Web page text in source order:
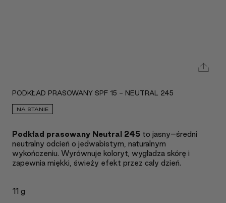
PODKŁAD PRASOWANY SPF 15 - NEUTRAL 245
NA STANIE
Podkład prasowany Neutral 245 to jasny–średni
neutralny odcień o jedwabistym, naturalnym
wykończeniu. Wyrównuje koloryt, wygładza skórę i
zapewnia miękki, świeży efekt przez cały dzień.
11 g